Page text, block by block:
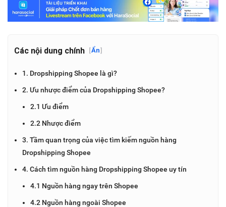
Các nội dung chính [Ẩn]
1. Dropshipping Shopee là gì?
2. Ưu nhược điểm của Dropshipping Shopee?
2.1 Ưu điểm
2.2 Nhược điểm
3. Tầm quan trọng của việc tìm kiếm nguồn hàng
Dropshipping Shopee
4. Cách tìm nguồn hàng Dropshipping Shopee uy tín
4.1 Nguồn hàng ngay trên Shopee
4.2 Nguồn hàng ngoài Shopee